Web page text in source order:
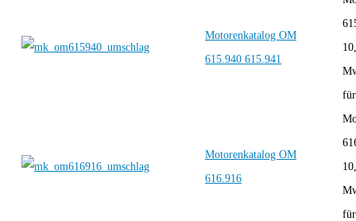
Motorenkatalog OM
615.940 615.941
Motorenkatalog OM
616.916